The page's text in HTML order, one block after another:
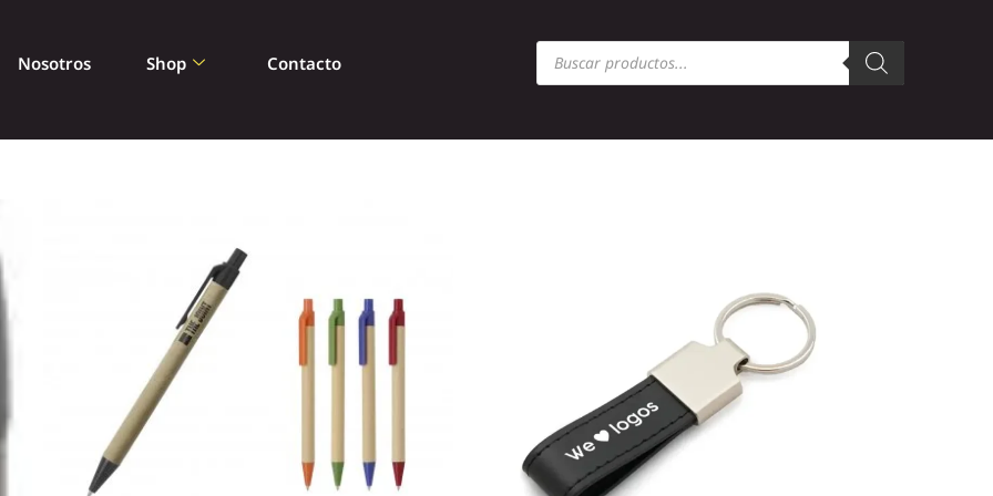
Nosotros Shop Contacto
Búsqueda
de